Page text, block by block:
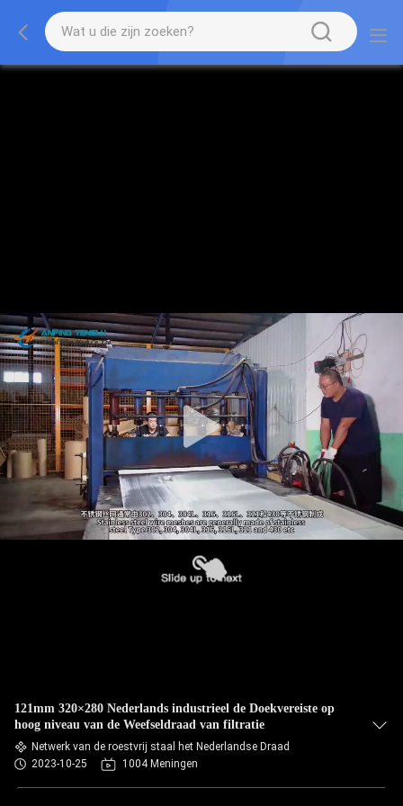
121mm 320×280 Nederlands industrieel de Doekvereiste op
hoog niveau van de Weefseldraad van filtratie
Netwerk van de roestvrij staal het Nederlandse Draad
2023-10-25
1004 Meningen